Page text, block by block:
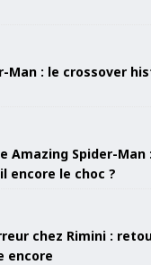
Man : le crossover
Amazing Spider-
encore le choc ?
chez Rimini :
encore